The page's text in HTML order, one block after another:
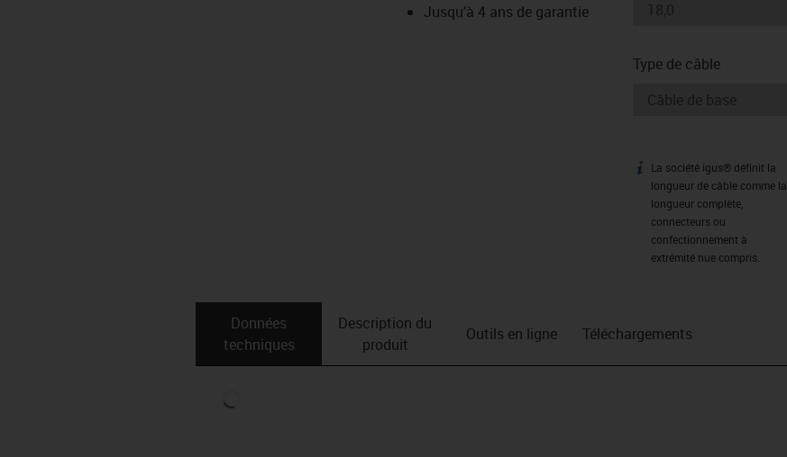
Jusqu'à 4 ans de garantie
Type de câble
igus-icon-info
La société igus® définit la
longueur de câble comme la
longueur complète,
connecteurs ou
confectionnement à
extrémité nue compris.
Données
techniques
Description du
produit
Outils en ligne Téléchargements